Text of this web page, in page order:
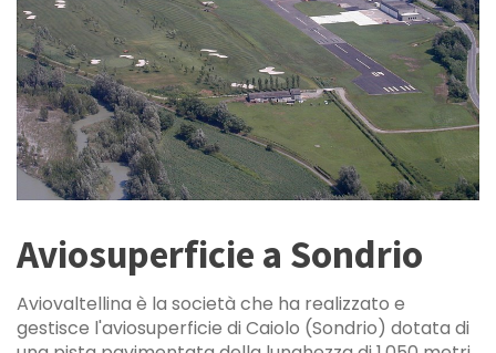
Aviosuperficie a Sondrio
Aviovaltellina è la società che ha realizzato e
gestisce l'aviosuperficie di Caiolo (Sondrio) dotata di